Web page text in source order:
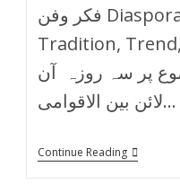
فکر وفن Diaspora Urdu Poetry:
Tradition,
پر سہ روزہ آن
لائن بین الاقوامی…
Continue Reading